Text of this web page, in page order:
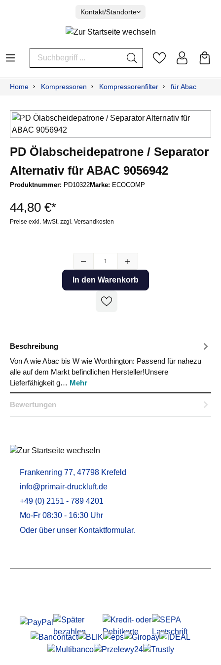
Kontakt/Standorte
Home Kompressoren Kompressorenfilter für Abac
PD Ölabscheidepatrone / Separator
Alternativ für ABAC 9056942
Produktnummer: PD10322Marke: ECOCOMP
44,80 €*
Preise exkl. MwSt. zzgl. Versandkosten
In den Warenkorb
Beschreibung
Von A wie Abac bis W wie Worthington: Passend für nahezu
alle auf dem Markt befindlichen Hersteller!Unsere
Lieferfähigkeit g… Mehr
Bewertungen
Frankenring 77, 47798 Krefeld
info@primair-druckluft.de
+49 (0) 2151 - 789 4201
Mo-Fr 08:30 - 16:30 Uhr
Oder über unser Kontaktformular.